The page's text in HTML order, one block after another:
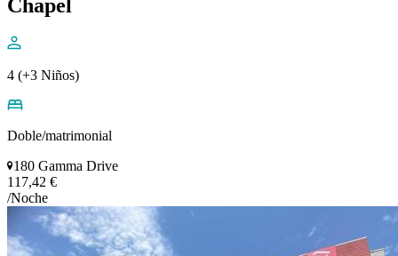
Chapel
4 (+3 Niños)
Doble/matrimonial
180 Gamma Drive
117,42 €
/Noche